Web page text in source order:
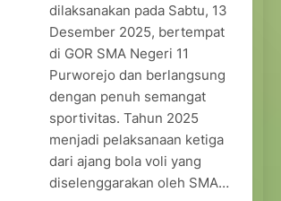
dilaksanakan pada Sabtu, 13
Desember 2025, bertempat
di GOR SMA Negeri 11
Purworejo dan berlangsung
dengan penuh semangat
sportivitas. Tahun 2025
menjadi pelaksanaan ketiga
dari ajang bola voli yang
diselenggarakan oleh SMA…